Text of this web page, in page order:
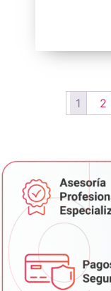
1 2